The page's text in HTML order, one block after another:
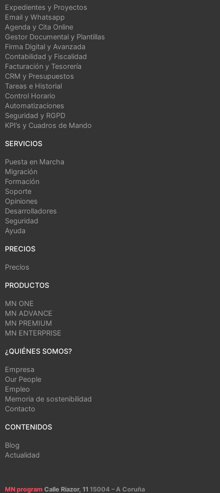
Expedientes y Proyectos
Email y Whatsapp
Agenda y Cita Online
Gestor Documental y Plantillas
Firma Digital y Avanzada
Contabilidad y Fiscalidad
Facturación y Tesorería
CRM y Presupuestos
Tareas e Historial
Control Horario
Automatizaciones
Seguridad y RGPD
KPI’s y Cuadros de Mando
SERVICIOS
Puesta en Marcha
Migración
Formación
Soporte
Opiniones
Desarrolladores
Seguridad
Ayuda
PRECIOS
Precios
PRODUCTOS
MN ONE
MN ADVANCE
MN PREMIUM
MN ENTERPRISE
¿QUIÉNES SOMOS?
Empresa
Our People
Empleo
Memoria de sostenibilidad
Contacto
CONTENIDOS
Blog
Actualidad
MN program Calle Riazor, 11 15004 – A Coruña